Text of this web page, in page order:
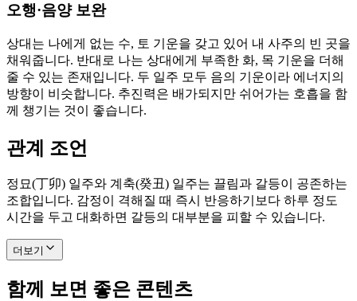
오행·음양 보완
상대는 나에게 없는 수, 토 기운을 갖고 있어 내 사주의 빈 곳을
채워줍니다. 반대로 나는 상대에게 부족한 화, 목 기운을 더해
줄 수 있는 존재입니다. 두 일주 모두 음의 기운이라 에너지의
방향이 비슷합니다. 추진력은 배가되지만 쉬어가는 호흡을 함
께 챙기는 것이 좋습니다.
관계 조언
정묘(丁卯) 일주와 계축(癸丑) 일주는 끌림과 갈등이 공존하는
조합입니다. 감정이 격해질 때 즉시 반응하기보다 하루 정도
시간을 두고 대화하면 갈등의 대부분을 피할 수 있습니다.
더보기
함께 보면 좋은 콘텐츠